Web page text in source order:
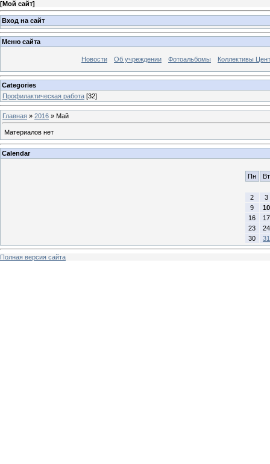
[Мой сайт]
Вход на сайт
Меню сайта
Новости Об учреждении Фотоальбомы Коллективы
Categories
Профилактическая работа [32]
Главная » 2016 » Май
Материалов нет
Calendar
Пн Вт
2
3
9
10
16
17
23
24
30
31
Полная версия сайта